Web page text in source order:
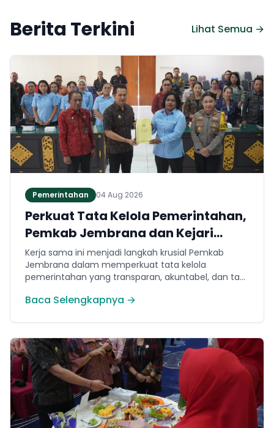
Berita Terkini Lihat Semua →
Pemerintahan 04 Aug 2026
Perkuat Tata Kelola Pemerintahan,
Pemkab Jembrana dan Kejari
Jembrana Sepakati Kerja Sama
Hukum Datun
Kerja sama ini menjadi langkah krusial Pemkab
Jembrana dalam memperkuat tata kelola
pemerintahan yang transparan, akuntabel, dan taat
mencakup tiga domain utama, yakni pemberian
tindakan hukum lainnya.
Baca Selengkapnya →